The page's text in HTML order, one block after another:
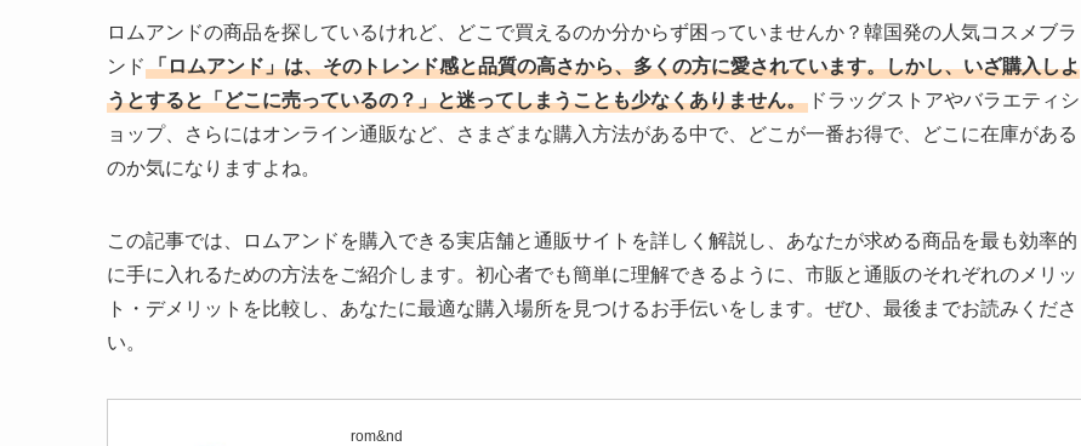
ロムアンドの商品を探しているけれど、どこで買えるのか分からず困っていませんか？韓国発の人気コスメブラ
ンド 「ロムアンド」は、そのトレンド感と品質の高さから、多くの方に愛されています。しかし、いざ購入しよ
うとすると「どこに売っているの？」と迷ってしまうことも少なくありません。 ドラッグストアやバラエティシ
ョップ、さらにはオンライン通販など、さまざまな購入方法がある中で、どこが一番お得で、どこに在庫がある
のか気になりますよね。
この記事では、ロムアンドを購入できる実店舗と通販サイトを詳しく解説し、あなたが求める商品を最も効率的
に手に入れるための方法をご紹介します。初心者でも簡単に理解できるように、市販と通販のそれぞれのメリッ
ト・デメリットを比較し、あなたに最適な購入場所を見つけるお手伝いをします。ぜひ、最後までお読みくださ
い。
rom&nd